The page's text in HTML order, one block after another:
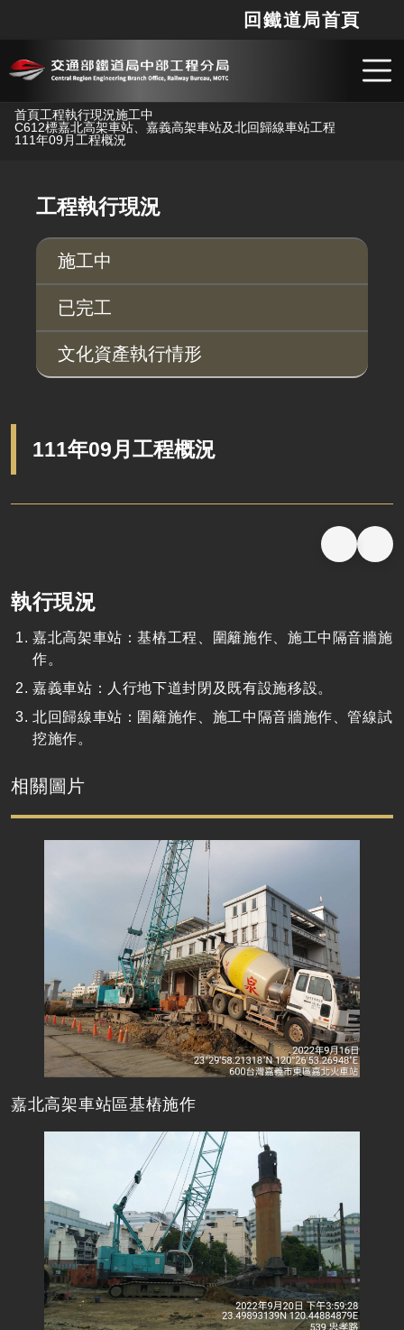
跳到主要內容
回鐵道局首頁
首頁工程執行現況施工中
C612標嘉北高架車站、嘉義高架車站及北回歸線車站工程
111年09月工程概況
工程執行現況
施工中
已完工
文化資產執行情形
111年09月工程概況
執行現況
嘉北高架車站：基樁工程、圍籬施作、施工中隔音牆施
作。
嘉義車站：人行地下道封閉及既有設施移設。
北回歸線車站：圍籬施作、施工中隔音牆施作、管線試
挖施作。
相關圖片
嘉北高架車站區基樁施作